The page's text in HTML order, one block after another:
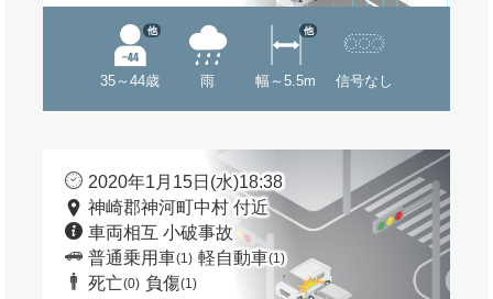
35～44歳
他
雨 幅～5.5m
他
信号なし
2020年1月15日(水)18:38
神崎郡神河町中村 付近
車両相互 小破事故
普通乗用車(1) 軽自動車(1)
死亡(0) 負傷(1)